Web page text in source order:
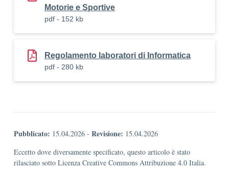
Motorie e Sportive
pdf - 152 kb
Regolamento laboratori di Informatica
pdf - 280 kb
Pubblicato: 15.04.2026 - Revisione: 15.04.2026
Eccetto dove diversamente specificato, questo articolo è stato
rilasciato sotto Licenza Creative Commons Attribuzione 4.0 Italia.